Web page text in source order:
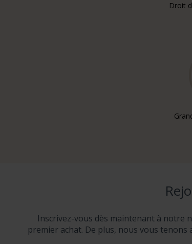
Droit
Inscrivez-vous dès maintenant à notre
premier achat. De plus, nous vous